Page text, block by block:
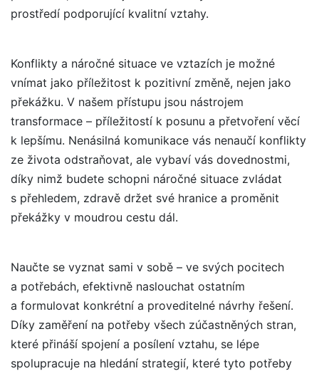
prostředí podporující kvalitní vztahy.
Konflikty a náročné situace ve vztazích je možné
vnímat jako příležitost k pozitivní změně, nejen jako
překážku. V našem přístupu jsou nástrojem
transformace – příležitostí k posunu a přetvoření věcí
k lepšímu. Nenásilná komunikace vás nenaučí konflikty
ze života odstraňovat, ale vybaví vás dovednostmi,
díky nimž budete schopni náročné situace zvládat
s přehledem, zdravě držet své hranice a proměnit
překážky v moudrou cestu dál.
Naučte se vyznat sami v sobě – ve svých pocitech
a potřebách, efektivně naslouchat ostatním
a formulovat konkrétní a proveditelné návrhy řešení.
Díky zaměření na potřeby všech zúčastněných stran,
které přináší spojení a posílení vztahu, se lépe
spolupracuje na hledání strategií, které tyto potřeby